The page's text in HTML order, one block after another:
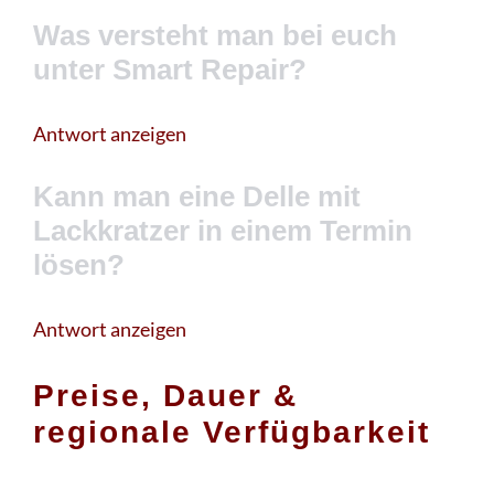
Was versteht man bei euch
unter Smart Repair?
Antwort anzeigen
Kann man eine Delle mit
Lackkratzer in einem Termin
lösen?
Antwort anzeigen
Preise, Dauer &
regionale Verfügbarkeit